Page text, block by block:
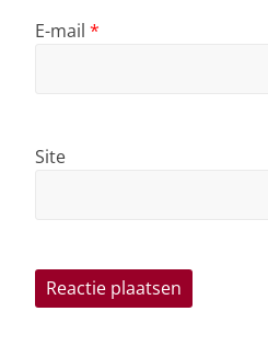
E-mail *
Site